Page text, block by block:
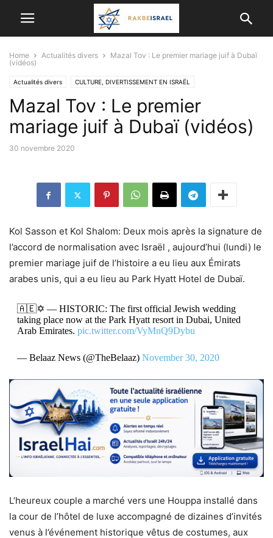
Home Actualités divers
Mazal Tov : Le premier mariage juif à Dubaï
(vidéos)
Actualités divers CULTURE, DIVERTISSEMENT EN ISRAËL
ISRAËL ET LES AUTRES PAYS JUDAISME/ RELIGION
VALEURS DE L'ETAT JUIF
Mazal Tov : Le premier
mariage juif à Dubaï (vidéos)
30 novembre 2020
Kol Sasson et Kol Shalom: Deux mois après la signature de
l’accord de normalisation avec Israël , aujourd’hui (lundi) le
premier mariage juif de l’histoire a eu lieu aux Émirats
arabes unis, qui a eu lieu au Park Hyatt Hotel de Dubaï.
🇦🇪✡️ — HISTORIC: The first official Jewish wedding
taking place now at the Park Hyatt resort in Dubai, United
Arab Emirates. pic.twitter.com/VyMnQ9Dybu
— Belaaz News (@TheBelaaz) November 30, 2020
L’heureux couple a marché vers une Houppa installé dans
la cour de l’hôtel de luxe accompagné de dizaines d’invités
venus à l’événement historique vêtus de costumes, aux